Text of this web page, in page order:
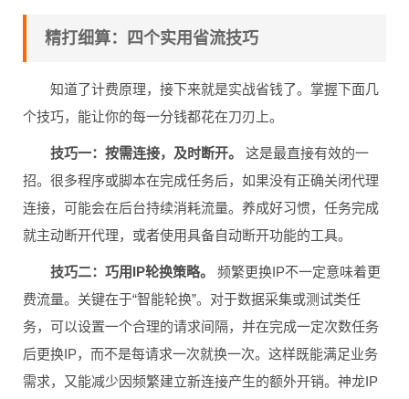
精打细算：四个实用省流技巧
知道了计费原理，接下来就是实战省钱了。掌握下面几
个技巧，能让你的每一分钱都花在刀刃上。
技巧一：按需连接，及时断开。
这是最直接有效的一
招。很多程序或脚本在完成任务后，如果没有正确关闭代理
连接，可能会在后台持续消耗流量。养成好习惯，任务完成
就主动断开代理，或者使用具备自动断开功能的工具。
技巧二：巧用IP轮换策略。
频繁更换IP不一定意味着更
费流量。关键在于“智能轮换”。对于数据采集或测试类任
务，可以设置一个合理的请求间隔，并在完成一定次数任务
后更换IP，而不是每请求一次就换一次。这样既能满足业务
需求，又能减少因频繁建立新连接产生的额外开销。神龙IP